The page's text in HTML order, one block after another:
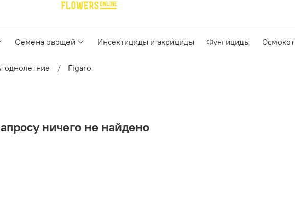
Семена овощей Инсектициды и акрициды Фунгициды Осмокот
однолетние Figaro
ничего не найдено